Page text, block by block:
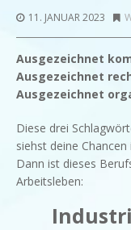
11. JANUAR 2023
Ausgezeichnet
Ausgezeichnet
Ausgezeichnet
Diese drei
siehst deine
Dann ist dieses
Arbeitsleben: